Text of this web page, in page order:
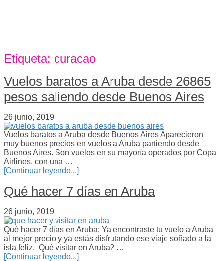
Etiqueta: curacao
Vuelos baratos a Aruba desde 26865
pesos saliendo desde Buenos Aires
26 junio, 2019
Vuelos baratos a Aruba desde Buenos Aires Aparecieron
muy buenos precios en vuelos a Aruba partiendo desde
Buenos Aires. Son vuelos en su mayoría operados por Copa
Airlines, con una …
[Continuar leyendo...]
Qué hacer 7 días en Aruba
26 junio, 2019
Qué hacer 7 días en Aruba: Ya encontraste tu vuelo a Aruba
al mejor precio y ya estás disfrutando ese viaje soñado a la
isla feliz. Qué visitar en Aruba? …
[Continuar leyendo...]